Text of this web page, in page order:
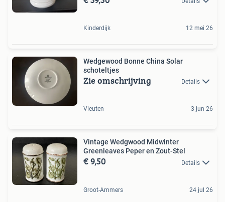
Kinderdijk 12 mei 26
Wedgewood Bonne China Solar
schoteltjes
Zie omschrijving Details
Vleuten 3 jun 26
Vintage Wedgwood Midwinter
Greenleaves Peper en Zout-Stel
€ 9,50 Details
Groot-Ammers 24 jul 26